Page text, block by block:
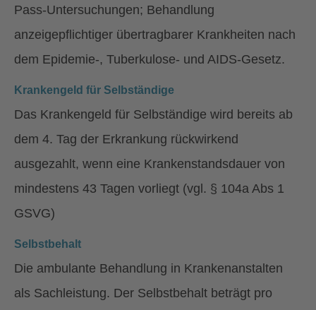
Pass-Untersuchungen; Behandlung
anzeigepflichtiger übertragbarer Krankheiten nach
dem Epidemie-, Tuberkulose- und AIDS-Gesetz.
Krankengeld für Selbständige
Das Krankengeld für Selbständige wird bereits ab
dem 4. Tag der Erkrankung rückwirkend
ausgezahlt, wenn eine Krankenstandsdauer von
mindestens 43 Tagen vorliegt (vgl. § 104a Abs 1
GSVG)
Selbstbehalt
Die ambulante Behandlung in Krankenanstalten
als Sachleistung. Der Selbstbehalt beträgt pro